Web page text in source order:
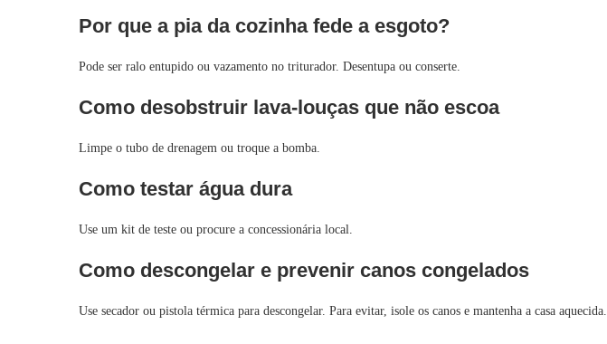
Por que a pia da cozinha fede a esgoto?
Pode ser ralo entupido ou vazamento no triturador. Desentupa ou conserte.
Como desobstruir lava-louças que não escoa
Limpe o tubo de drenagem ou troque a bomba.
Como testar água dura
Use um kit de teste ou procure a concessionária local.
Como descongelar e prevenir canos congelados
Use secador ou pistola térmica para descongelar. Para evitar, isole os canos e mantenha a casa aquecida.